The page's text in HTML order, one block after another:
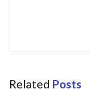
Related Posts